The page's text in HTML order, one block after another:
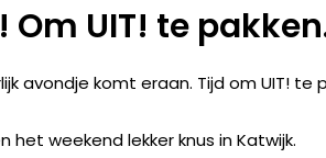
Om UIT! te
avondje komt eraan. Tijd om UIT! te
het weekend lekker knus in Katwijk.